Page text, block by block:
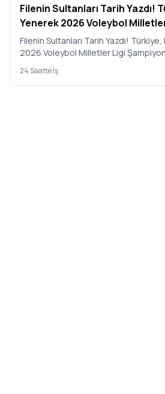
Filenin Sultanları Tarih Yazdı!
Yenerek 2026 Voleybol
Oldu
Filenin Sultanları Tarih Yazdı!
2026 Voleybol Milletler Ligi
24 Saatte İş